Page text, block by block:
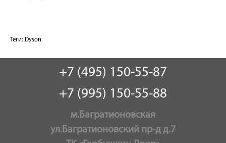
Теги: Dyson
+7 (495) 150-55-87
+7 (995) 150-55-88
м.Багратионовская
ул.Багратионовский пр-д д.7